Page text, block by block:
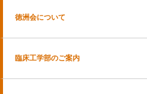
徳洲会について
臨床工学部のご案内